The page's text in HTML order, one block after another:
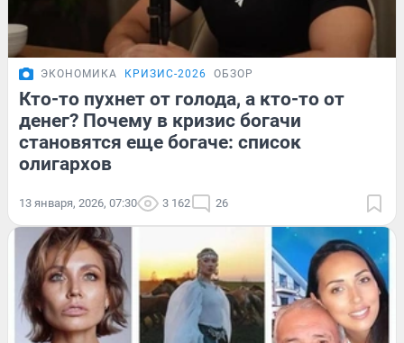
ЭКОНОМИКА КРИЗИС-2026 ОБЗОР
Кто-то пухнет от голода, а кто-то от
денег? Почему в кризис богачи
становятся еще богаче: список
олигархов
13 января, 2026, 07:30 3 162 26